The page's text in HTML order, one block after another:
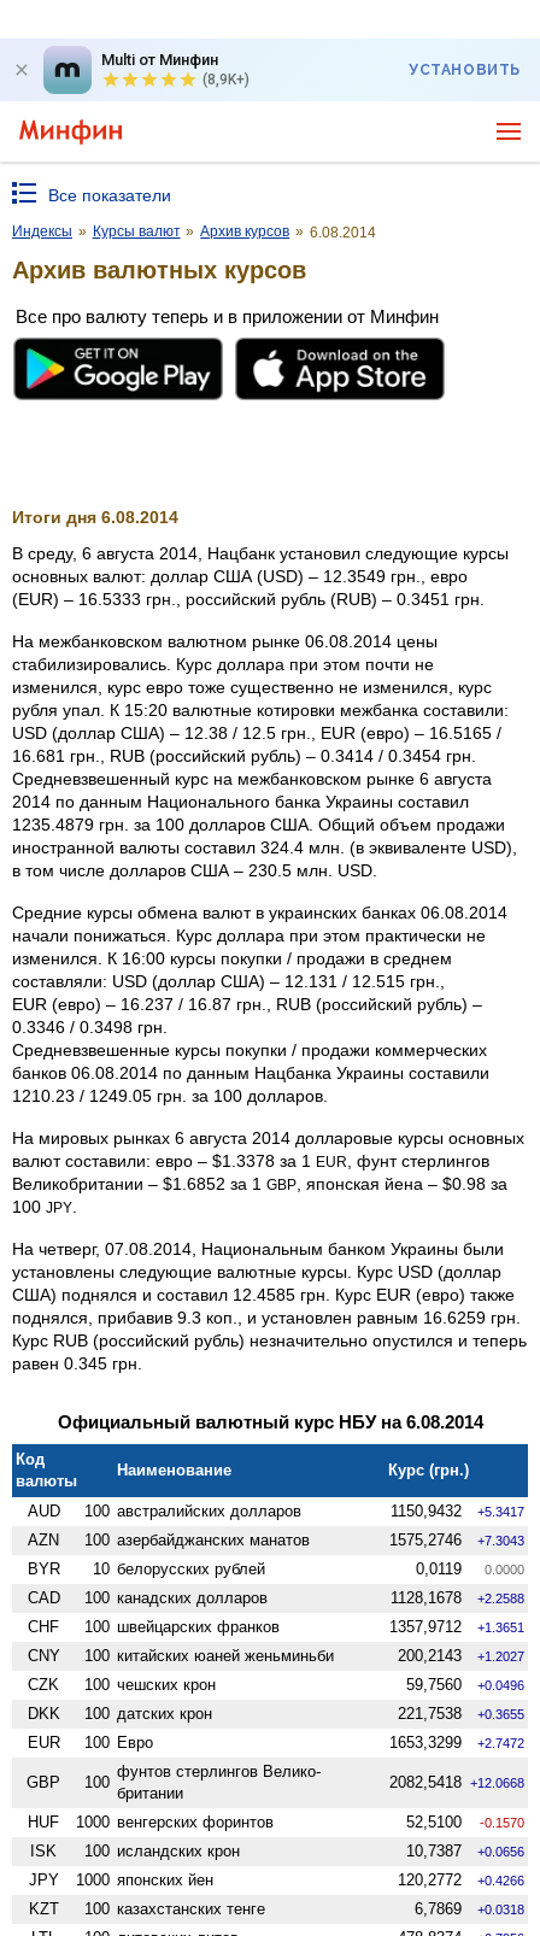
Multi от Минфин
(8,9K+)
УСТАНОВИТЬ
Все показатели
Индексы » Курсы валют » Архив курсов » 6.08.2014
Архив валютных курсов
Все про валюту теперь и в приложении от Минфин
Итоги дня 6.08.2014
В среду, 6 августа 2014, Нацбанк установил следующие курсы
основных валют: доллар США (USD) – 12.3549 грн., евро
(EUR) – 16.5333 грн., российский рубль (RUB) – 0.3451 грн.
На межбанковском валютном рынке 06.08.2014 цены
стабилизировались. Курс доллара при этом почти не
изменился, курс евро тоже существенно не изменился, курс
рубля упал. К 15:20 валютные котировки межбанка составили:
USD (доллар США) – 12.38 / 12.5 грн., EUR (евро) – 16.5165 /
16.681 грн., RUB (российский рубль) – 0.3414 / 0.3454 грн.
Средневзвешенный курс на межбанковском рынке 6 августа
2014 по данным Национального банка Украины составил
1235.4879 грн. за 100 долларов США. Общий объем продажи
иностранной валюты составил 324.4 млн. (в эквиваленте USD),
в том числе долларов США – 230.5 млн. USD.
Средние курсы обмена валют в украинских банках 06.08.2014
начали понижаться. Курс доллара при этом практически не
изменился. К 16:00 курсы покупки / продажи в среднем
составляли: USD (доллар США) – 12.131 / 12.515 грн.,
EUR (евро) – 16.237 / 16.87 грн., RUB (российский рубль) –
0.3346 / 0.3498 грн.
Средневзвешенные курсы покупки / продажи коммерческих
банков 06.08.2014 по данным Нацбанка Украины составили
1210.23 / 1249.05 грн. за 100 долларов.
На мировых рынках 6 августа 2014 долларовые курсы основных
валют составили: евро – $1.3378 за 1 EUR
, фунт стерлингов
Великобритании – $1.6852 за 1 GBP , японская йена – $0.98 за
100 JPY
На четверг, 07.08.2014, Национальным банком Украины были
установлены следующие валютные курсы. Курс USD (доллар
США) поднялся и составил 12.4585 грн. Курс EUR (евро) также
поднялся, прибавив 9.3 коп., и установлен равным 16.6259 грн.
Курс RUB (российский рубль) незначительно опустился и теперь
равен 0.345 грн.
Официальный валютный курс НБУ на 6.08.2014
Код
валюты
Наименование Курс (грн.)
AUD 100 австралийских долларов 1150,9432 +5.3417
AZN 100 азербайджанских манатов 1575,2746 +7.3043
BYR 10 белорусских рублей 0,0119 0.0000
CAD 100 канадских долларов 1128,1678 +2.2588
CHF 100 швейцарских франков 1357,9712 +1.3651
CNY 100 китайских юаней женьминьби 200,2143 +1.2027
CZK 100 чешских крон 59,7560 +0.0496
DKK 100 датских крон 221,7538 +0.3655
EUR 100 Евро 1653,3299 +2.7472
GBP 100
фунтов стерлингов Велико­
британии
2082,5418 +12.0668
HUF 1000 венгерских форинтов 52,5100 -0.1570
ISK 100 исландских крон 10,7387 +0.0656
JPY 1000 японских йен 120,2772 +0.4266
KZT 100 казахстанских тенге 6,7869 +0.0318